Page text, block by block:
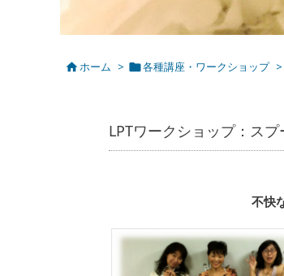
ホーム > 各種講座・ワークショップ >
LPTワークショップ：ス
不快